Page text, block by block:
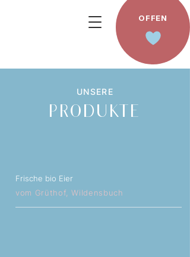
OFFEN
UNSERE
PRODUKTE
Frische bio Eier
vom Grüthof, Wildensbuch